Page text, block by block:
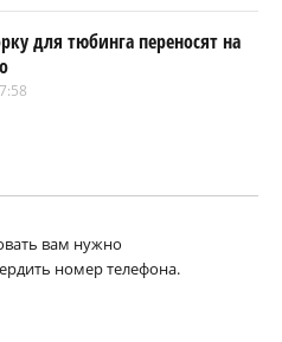
для тюбинга переносят на
вам нужно
номер телефона.